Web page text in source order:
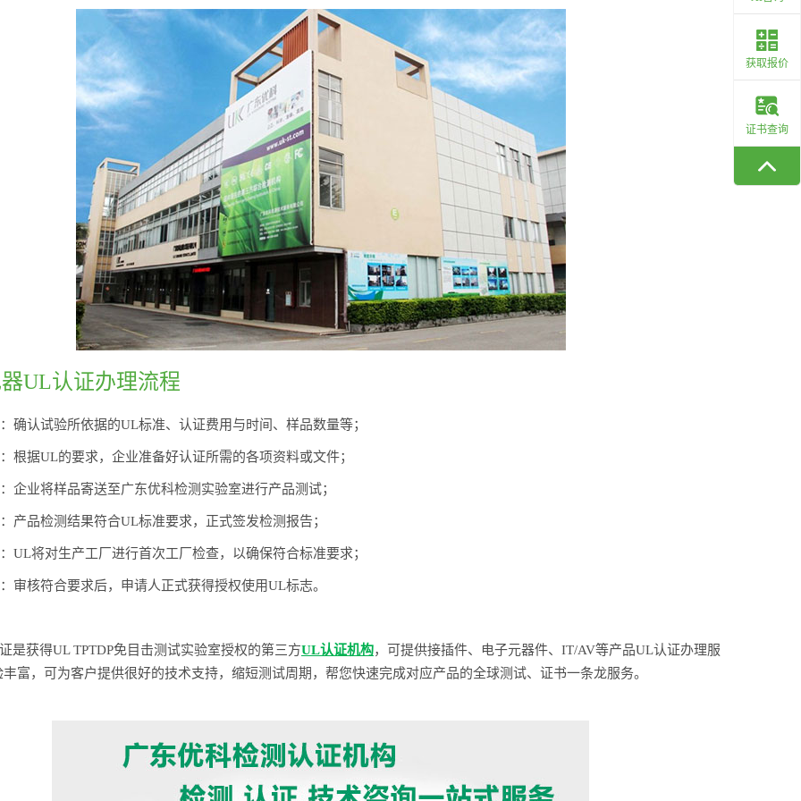
获取报价
证书查询
UL认证办理流程
确认试验所依据的UL标准、认证费用与时间、样品数量等；
根据UL的要求，企业准备好认证所需的各项资料或文件；
企业将样品寄送至广东优科检测实验室进行产品测试；
产品检测结果符合UL标准要求，正式签发检测报告；
UL将对生产工厂进行首次工厂检查，以确保符合标准要求；
审核符合要求后，申请人正式获得授权使用UL标志。
是获得UL TPTDP免目击测试实验室授权的第三方UL认证机构，可提供接插件、电子元器件、IT/AV等产品UL认证办理服
富，可为客户提供很好的技术支持，缩短测试周期，帮您快速完成对应产品的全球测试、证书一条龙服务。